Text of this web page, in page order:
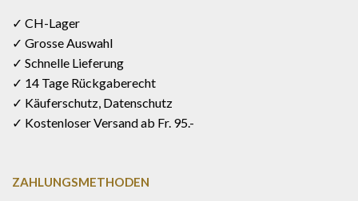
✓ CH-Lager
✓ Grosse Auswahl
✓ Schnelle Lieferung
✓ 14 Tage Rückgaberecht
✓ Käuferschutz, Datenschutz
✓ Kostenloser Versand ab Fr. 95.-
ZAHLUNGSMETHODEN